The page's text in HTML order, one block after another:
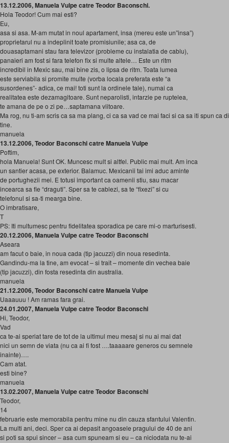
13.12.2006, Manuela Vulpe catre Teodor Baconschi.
Hola Teodor! Cum mai esti?
Eu,
asa si asa. M-am mutat in noul apartament, insa (mereu este un”insa”)
proprietarul nu a indeplinit toate promisiunile; asa ca, de
douasaptamani stau fara televizor (probleme cu instalatia de cablu),
panaieri am fost si fara telefon fix si multe altele… Este un ritm
incredibil in Mexic sau, mai bine zis, o lipsa de ritm. Toata lumea
este serviabila si promite multe (vorba locala preferata este “a
susordenes”- adica, ce mai! toti sunt la ordinele tale), numai ca
realitatea este dezamagitoare. Sunt neparolisti, intarzie pe ruptelea,
te amana de pe o zi pe…saptamana viitoare.
Ma rog, nu ti-am scris ca sa ma plang, ci ca sa vad ce mai faci si ca sa iti spun ca
tine.
manuela
13.12.2006, Teodor Baconschi catre Manuela Vulpe
Poftim,
hola Manuela! Sunt OK. Muncesc mult si altfel. Public mai mult. Am inca
un santier acasa, pe exterior. Balamuc. Mexicanii tai imi aduc aminte
de portughezii mei. E totusi important ca oamenii stiu, sau macar
incearca sa fie “draguti”. Sper sa te cablezi, sa te “fixezi” si cu
telefonul si sa-ti mearga bine.
O imbratisare,
T
PS: Iti multumesc pentru fidelitatea sporadica pe care mi-o marturisesti.
20.12.2006, Manuela Vulpe catre Teodor Baconschi
Aseara
am facut o baie, in noua cada (tip jacuzzi) din noua resedinta.
Gandindu-ma la tine, am evocat – si trait – momente din vechea baie
(tip jacuzzi), din fosta resedinta din australia.
manuela
21.12.2006, Teodor Baconschi catre Manuela Vulpe
Uaaauuu ! Am ramas fara grai.
24.01.2007, Manuela Vulpe catre Teodor Baconschi
Hi, Teodor,
Vad
ca te-ai speriat tare de tot de la ultimul meu mesaj si nu ai mai dat
nici un semn de viata (nu ca ai fi fost ….taaaaare generos cu semnele
inainte)….
Cam atat.
esti bine?
manuela
13.02.2007, Manuela Vulpe catre Teodor Baconschi
Teodor,
14
februarie este memorabila pentru mine nu din cauza sfantului Valentin.
La multi ani, deci. Sper ca ai depasit angoasele pragului de 40 de ani
si poti sa spui sincer – asa cum spuneam si eu – ca niciodata nu te-ai